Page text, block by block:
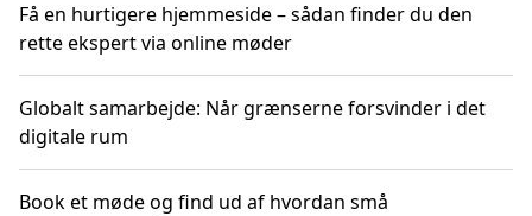
Få en hurtigere hjemmeside – sådan finder du den
rette ekspert via online møder
Globalt samarbejde: Når grænserne forsvinder i det
digitale rum
Book et møde og find ud af hvordan små